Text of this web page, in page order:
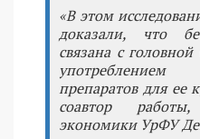
«В этом
доказали, что
связана с
препаратов для ее
соавтор
экономики УрФУ